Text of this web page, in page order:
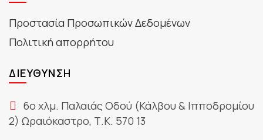
Προστασία Προσωπικών Δεδομένων
Πολιτική απορρήτου
ΔΙΕΎΘΥΝΣΗ
6ο χλμ. Παλαιάς Οδού (Κάλβου & Ιπποδρομίου
2) Ωραιόκαστρο, Τ.Κ. 570 13